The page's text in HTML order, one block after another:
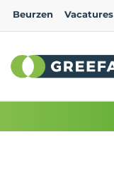
Beurzen Vacatures